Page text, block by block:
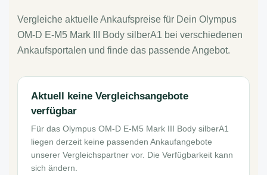
Vergleiche aktuelle Ankaufspreise für Dein Olympus
OM-D E-M5 Mark III Body silberA1 bei verschiedenen
Ankaufsportalen und finde das passende Angebot.
Aktuell keine Vergleichsangebote
verfügbar
Für das Olympus OM-D E-M5 Mark III Body silberA1
liegen derzeit keine passenden Ankaufangebote
unserer Vergleichspartner vor. Die Verfügbarkeit kann
sich ändern.